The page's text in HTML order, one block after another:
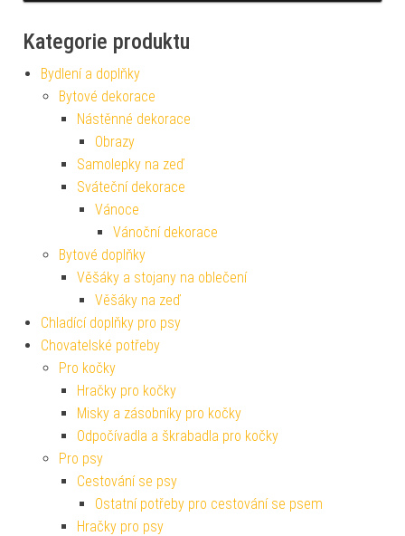
Kategorie produktu
Bydlení a doplňky
Bytové dekorace
Nástěnné dekorace
Obrazy
Samolepky na zeď
Sváteční dekorace
Vánoce
Vánoční dekorace
Bytové doplňky
Věšáky a stojany na oblečení
Věšáky na zeď
Chladící doplňky pro psy
Chovatelské potřeby
Pro kočky
Hračky pro kočky
Misky a zásobníky pro kočky
Odpočívadla a škrabadla pro kočky
Pro psy
Cestování se psy
Ostatní potřeby pro cestování se psem
Hračky pro psy